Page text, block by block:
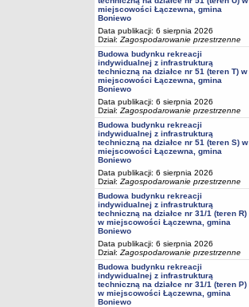
miejscowości Łączewna, gmina
Boniewo
Data publikacji: 6 sierpnia 2026
Dział: Zagospodarowanie przestrzenne
Budowa budynku rekreacji
indywidualnej z infrastrukturą
techniczną na działce nr 51 (teren T) w
miejscowości Łączewna, gmina
Boniewo
Data publikacji: 6 sierpnia 2026
Dział: Zagospodarowanie przestrzenne
Budowa budynku rekreacji
indywidualnej z infrastrukturą
techniczną na działce nr 51 (teren S) w
miejscowości Łączewna, gmina
Boniewo
Data publikacji: 6 sierpnia 2026
Dział: Zagospodarowanie przestrzenne
Budowa budynku rekreacji
indywidualnej z infrastrukturą
techniczną na działce nr 31/1 (teren R)
w miejscowości Łączewna, gmina
Boniewo
Data publikacji: 6 sierpnia 2026
Dział: Zagospodarowanie przestrzenne
Budowa budynku rekreacji
indywidualnej z infrastrukturą
techniczną na działce nr 31/1 (teren P)
w miejscowości Łączewna, gmina
Boniewo